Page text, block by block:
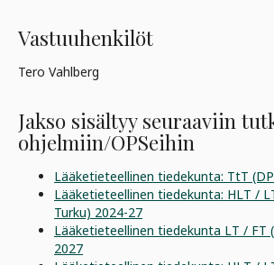
Vastuuhenkilöt
Tero Vahlberg
Jakso sisältyy seuraaviin
ohjelmiin/OPSeihin
Lääketieteellinen tiedekunta: TtT
Lääketieteellinen tiedekunta: HLT /
Turku) 2024-27
Lääketieteellinen tiedekunta LT / FT
2027